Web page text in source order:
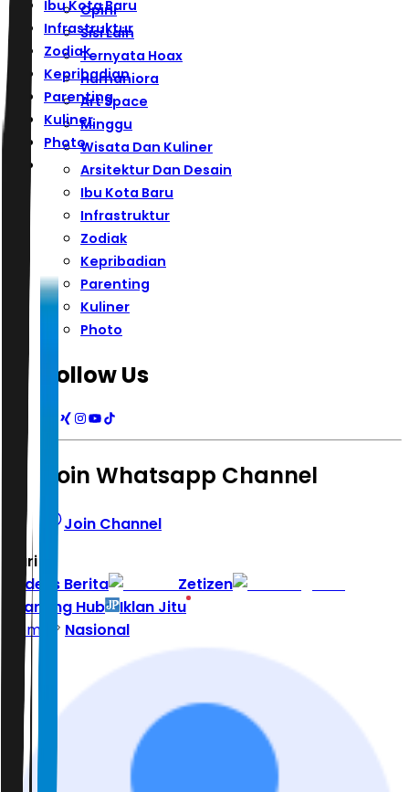
Ibu Kota Baru
Infrastruktur
Zodiak
Kepribadian
Parenting
Kuliner
Photo
Opini
Sisi Lain
Ternyata Hoax
Humaniora
Art Space
Minggu
Wisata Dan Kuliner
Arsitektur Dan Desain
Ibu Kota Baru
Infrastruktur
Zodiak
Kepribadian
Parenting
Kuliner
Photo
Follow Us
Join Whatsapp Channel
Join Channel
Hari ini
Indeks Berita
Zetizen
Learning Hub
Iklan Jitu
Home
Nasional